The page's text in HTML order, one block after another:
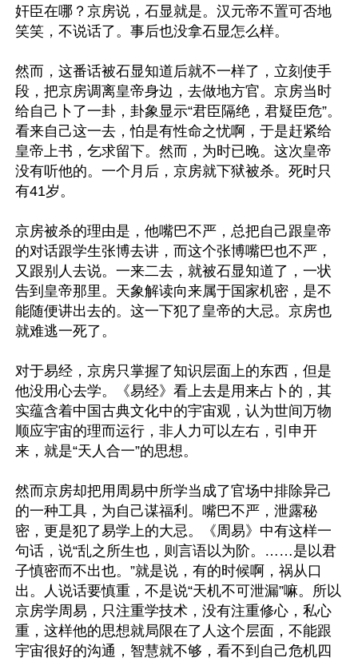
奸臣在哪？京房说，石显就是。汉元帝不置可否地
笑笑，不说话了。事后也没拿石显怎么样。
然而，这番话被石显知道后就不一样了，立刻使手
段，把京房调离皇帝身边，去做地方官。京房当时
给自己卜了一卦，卦象显示“君臣隔绝，君疑臣危”。
看来自己这一去，怕是有性命之忧啊，于是赶紧给
皇帝上书，乞求留下。然而，为时已晚。这次皇帝
没有听他的。一个月后，京房就下狱被杀。死时只
有41岁。
京房被杀的理由是，他嘴巴不严，总把自己跟皇帝
的对话跟学生张博去讲，而这个张博嘴巴也不严，
又跟别人去说。一来二去，就被石显知道了，一状
告到皇帝那里。天象解读向来属于国家机密，是不
能随便讲出去的。这一下犯了皇帝的大忌。京房也
就难逃一死了。
对于易经，京房只掌握了知识层面上的东西，但是
他没用心去学。《易经》看上去是用来占卜的，其
实蕴含着中国古典文化中的宇宙观，认为世间万物
顺应宇宙的理而运行，非人力可以左右，引申开
来，就是“天人合一”的思想。
然而京房却把用周易中所学当成了官场中排除异己
的一种工具，为自己谋福利。嘴巴不严，泄露秘
密，更是犯了易学上的大忌。《周易》中有这样一
句话，说“乱之所生也，则言语以为阶。……是以君
子慎密而不出也。”就是说，有的时候啊，祸从口
出。人说话要慎重，不是说“天机不可泄漏”嘛。所以
京房学周易，只注重学技术，没有注重修心，私心
重，这样他的思想就局限在了人这个层面，不能跟
宇宙很好的沟通，智慧就不够，看不到自己危机四